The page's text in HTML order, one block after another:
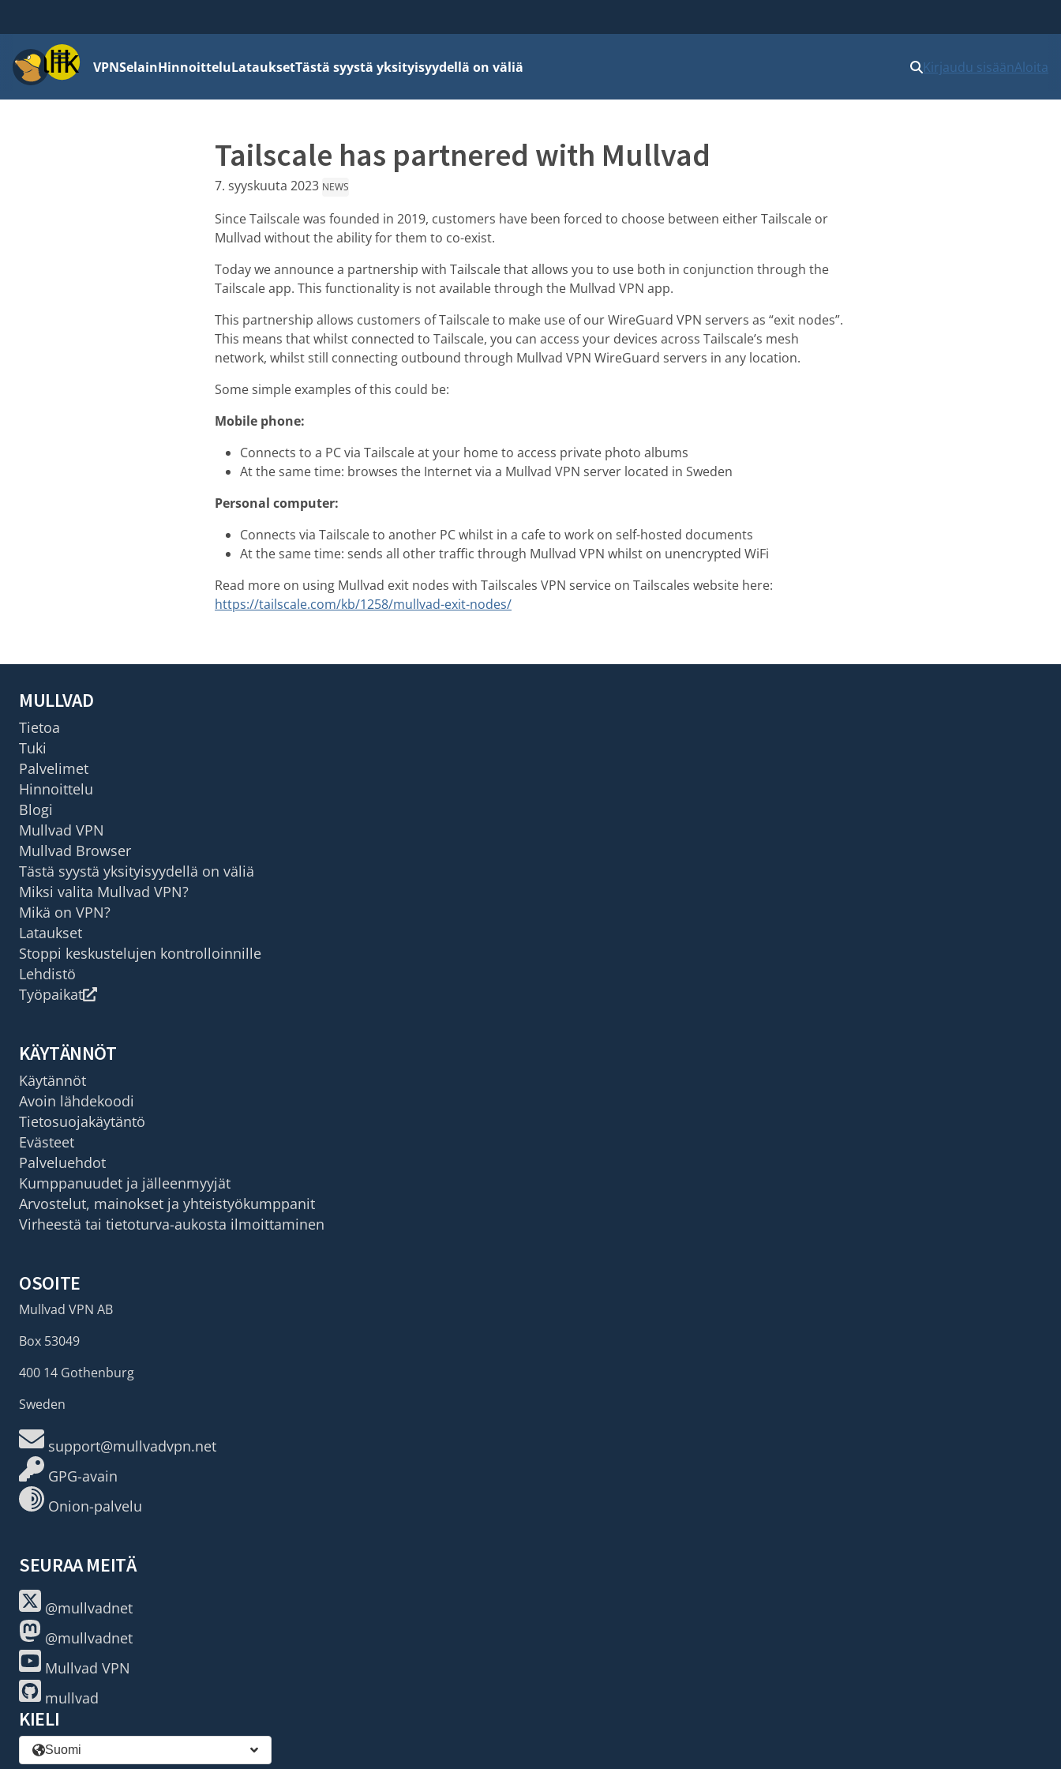
Valikko
VPNSelainHinnoitteluLatauksetTästä syystä yksityisyydellä on väliä Kirjaudu sisäänAloita
Tailscale has partnered with Mullvad
7. syyskuuta 2023 NEWS
Since Tailscale was founded in 2019, customers have been forced to choose between either Tailscale or
Mullvad without the ability for them to co-exist.
Today we announce a partnership with Tailscale that allows you to use both in conjunction through the
Tailscale app. This functionality is not available through the Mullvad VPN app.
This partnership allows customers of Tailscale to make use of our WireGuard VPN servers as “exit nodes”.
This means that whilst connected to Tailscale, you can access your devices across Tailscale’s mesh
network, whilst still connecting outbound through Mullvad VPN WireGuard servers in any location.
Some simple examples of this could be:
Mobile phone:
Connects to a PC via Tailscale at your home to access private photo albums
At the same time: browses the Internet via a Mullvad VPN server located in Sweden
Personal computer:
Connects via Tailscale to another PC whilst in a cafe to work on self-hosted documents
At the same time: sends all other traffic through Mullvad VPN whilst on unencrypted WiFi
Read more on using Mullvad exit nodes with Tailscales VPN service on Tailscales website here:
https://tailscale.com/kb/1258/mullvad-exit-nodes/
MULLVAD
Tietoa
Tuki
Palvelimet
Hinnoittelu
Blogi
Mullvad VPN
Mullvad Browser
Tästä syystä yksityisyydellä on väliä
Miksi valita Mullvad VPN?
Mikä on VPN?
Lataukset
Stoppi keskustelujen kontrolloinnille
Lehdistö
Työpaikat
KÄYTÄNNÖT
Käytännöt
Avoin lähdekoodi
Tietosuojakäytäntö
Evästeet
Palveluehdot
Kumppanuudet ja jälleenmyyjät
Arvostelut, mainokset ja yhteistyökumppanit
Virheestä tai tietoturva-aukosta ilmoittaminen
OSOITE
Mullvad VPN AB
Box 53049
400 14 Gothenburg
Sweden
support@mullvadvpn.net
GPG-avain
Onion-palvelu
SEURAA MEITÄ
@mullvadnet
@mullvadnet
Mullvad VPN
mullvad
KIELI
Suomi